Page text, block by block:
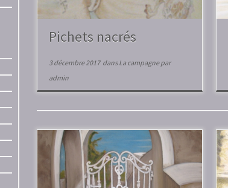
Pichets nacrés
3 décembre 2017dansLa campagnepar
admin